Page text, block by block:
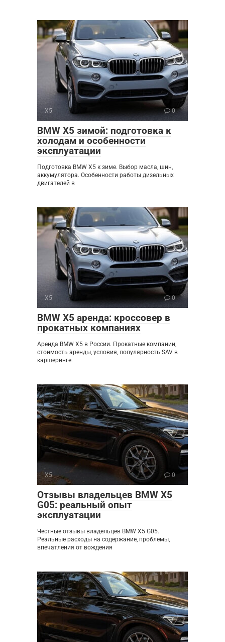
X5 0
BMW X5 зимой: подготовка к
холодам и особенности
эксплуатации
Подготовка BMW X5 к зиме. Выбор масла, шин,
аккумулятора. Особенности работы дизельных
двигателей в
X5 0
BMW X5 аренда: кроссовер в
прокатных компаниях
Аренда BMW X5 в России. Прокатные компании,
стоимость аренды, условия, популярность SAV в
каршеринге.
X5 0
Отзывы владельцев BMW X5
G05: реальный опыт
эксплуатации
Честные отзывы владельцев BMW X5 G05.
Реальные расходы на содержание, проблемы,
впечатления от вождения